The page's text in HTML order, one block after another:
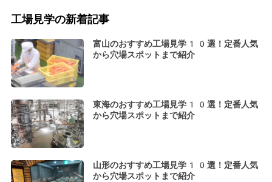
工場見学の新着記事
富山のおすすめ工場見学10選！定番人気
から穴場スポットまで紹介
東海のおすすめ工場見学10選！定番人気
から穴場スポットまで紹介
山形のおすすめ工場見学10選！定番人気
から穴場スポットまで紹介